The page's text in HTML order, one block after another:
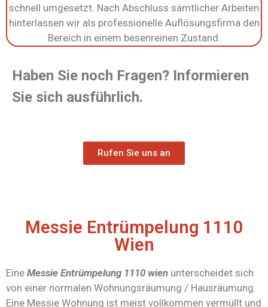
schnell umgesetzt. Nach Abschluss sämtlicher Arbeiten
hinterlassen wir als professionelle Auflösungsfirma den
Bereich in einem besenreinen Zustand.
Haben Sie noch Fragen? Informieren
Sie sich ausführlich.
Rufen Sie uns an
Messie Entrümpelung 1110
Wien
Eine Messie Entrümpelung 1110 wien unterscheidet sich
von einer normalen Wohnungsräumung / Hausräumung.
Eine Messie Wohnung ist meist vollkommen vermüllt und